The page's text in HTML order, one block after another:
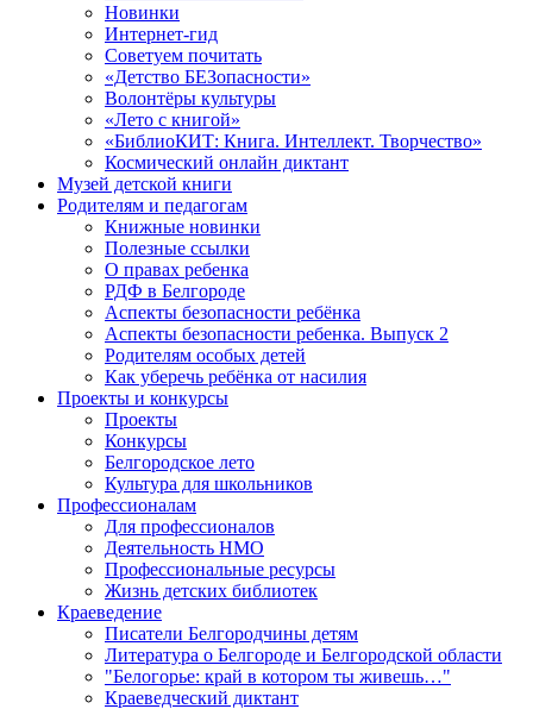
Новинки
Интернет-гид
Советуем почитать
«Детство БЕЗопасности»
Волонтёры культуры
«Лето с книгой»
«БиблиоКИТ: Книга. Интеллект. Творчество»
Космический онлайн диктант
Музей детской книги
Родителям и педагогам
Книжные новинки
Полезные ссылки
О правах ребенка
РДФ в Белгороде
Аспекты безопасности ребёнка
Аспекты безопасности ребенка. Выпуск 2
Родителям особых детей
Как уберечь ребёнка от насилия
Проекты и конкурсы
Проекты
Конкурсы
Белгородское лето
Культура для школьников
Профессионалам
Для профессионалов
Деятельность НМО
Профессиональные ресурсы
Жизнь детских библиотек
Краеведение
Писатели Белгородчины детям
Литература о Белгороде и Белгородской области
"Белогорье: край в котором ты живешь…"
Краеведческий диктант